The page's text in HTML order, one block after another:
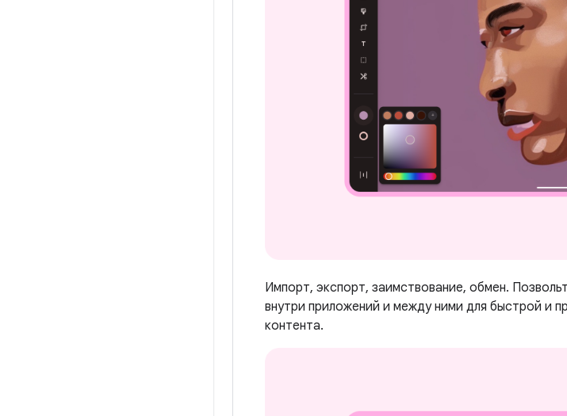
Импорт, экспорт, заимствование, обмен.
внутри приложений и между ними для быстрой и
контента.